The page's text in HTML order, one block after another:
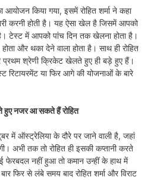
आयोजन किया गया, इसमें रोहित शर्मा ने कहा
करनी होती है। यह ऐसा खेल है जिसमें आपको
टेस्ट में आपको पांच दिन तक खेलना होता है।
और थका देने वाला होता है। साथ ही रोहित
प्रथम श्रेणी क्रिकेट खेलते हुए ही बड़े हुए हैं।
रिटायरमेंट या फिर आगे की योजनाओं के बारे
नजर आ सकते हैं रोहित
में ऑस्ट्रेलिया के दौरे पर जाने वाली है, जहां
अभी तक तो रोहित ही इसकी कप्तानी करते
नहीं हुआ तो कमान उन्हीं के हाथ में
फिर से लंबे समय बाद रोहित शर्मा और विराट